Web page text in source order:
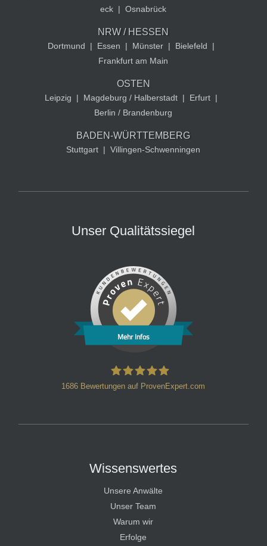
eck | Osnabrück
NRW / HESSEN
Dortmund | Essen | Münster | Bielefeld
|
Frankfurt am Main
OSTEN
Leipzig | Magdeburg / Halberstadt | Erfurt |
Berlin / Brandenburg
BADEN-WÜRTTEMBERG
Stuttgart | Villingen-Schwenningen
Unser Qualitätssiegel
Mehr Infos
1686 Bewertungen auf ProvenExpert.com
Wissenswertes
Unsere Anwälte
Unser Team
Warum wir
Erfolge